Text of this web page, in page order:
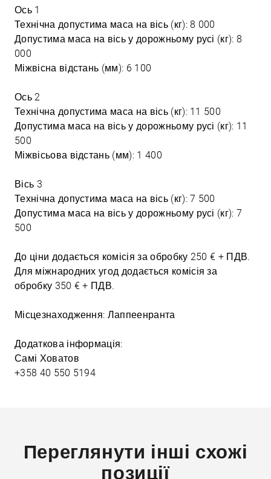
Ось 1
Технічна допустима маса на вісь (кг): 8 000
Допустима маса на вісь у дорожньому русі (кг): 8
000
Міжвісна відстань (мм): 6 100
Ось 2
Технічна допустима маса на вісь (кг): 11 500
Допустима маса на вісь у дорожньому русі (кг): 11
500
Міжвісьова відстань (мм): 1 400
Вісь 3
Технічна допустима маса на вісь (кг): 7 500
Допустима маса на вісь у дорожньому русі (кг): 7
500
До ціни додається комісія за обробку 250 € + ПДВ.
Для міжнародних угод додається комісія за
обробку 350 € + ПДВ.
Місцезнаходження: Лаппеенранта
Додаткова інформація:
Самі Ховатов
+358 40 550 5194
Переглянути інші схожі
позиції